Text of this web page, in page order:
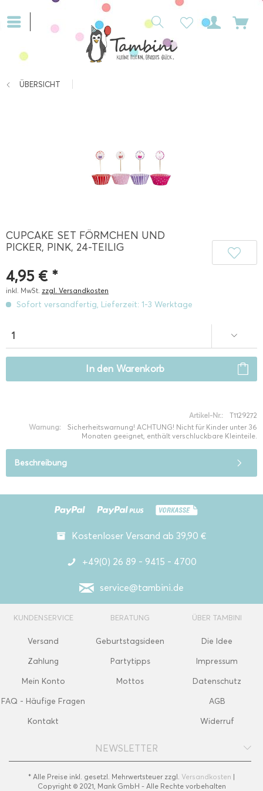
ÜBERSICHT
CUPCAKE SET FÖRMCHEN UND
PICKER, PINK, 24-TEILIG
4,95 € *
inkl. MwSt. zzgl. Versandkosten
Sofort versandfertig, Lieferzeit: 1-3 Werktage
In den Warenkorb
Artikel-Nr.:
T1129272
Warnung:
Sicherheitswarnung! ACHTUNG! Nicht für Kinder unter 36
Monaten geeignet, enthält verschluckbare Kleinteile.
Beschreibung
Kostenloser Versand ab 39,90 €
+49(0) 26 89 - 9415 - 4700
service@tambini.de
KUNDENSERVICE
Versand
Zahlung
Mein Konto
FAQ - Häufige Fragen
Kontakt
BERATUNG
Geburtstagsideen
Partytipps
Mottos
ÜBER TAMBINI
Die Idee
Impressum
Datenschutz
AGB
Widerruf
NEWSLETTER
* Alle Preise inkl. gesetzl. Mehrwertsteuer zzgl. Versandkosten |
Copyright © 2021, Mank GmbH - Alle Rechte vorbehalten